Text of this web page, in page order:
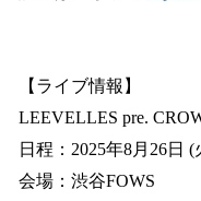
【ライブ情報】
LEEVELLES pre.
日程：2025年8月26日 (
会場：渋谷FOWS